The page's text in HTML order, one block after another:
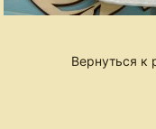
Вернуться к